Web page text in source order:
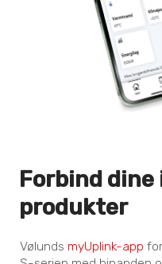
Forbind
produkter
Vølunds myUplink-app